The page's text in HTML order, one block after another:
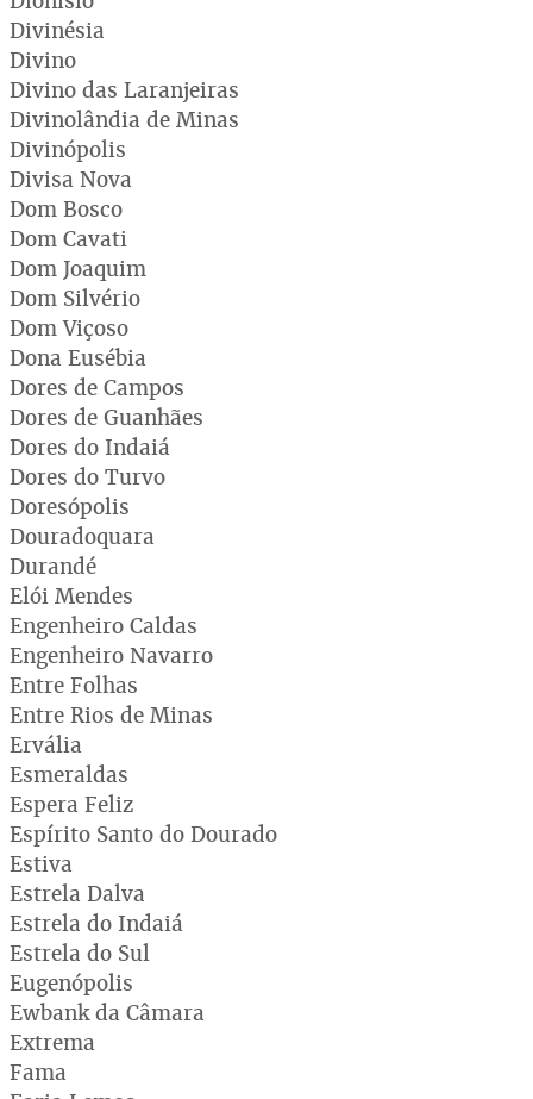
Divinésia
Divino
Divino das Laranjeiras
Divinolândia de Minas
Divinópolis
Divisa Nova
Dom Bosco
Dom Cavati
Dom Joaquim
Dom Silvério
Dom Viçoso
Dona Eusébia
Dores de Campos
Dores de Guanhães
Dores do Indaiá
Dores do Turvo
Doresópolis
Douradoquara
Durandé
Elói Mendes
Engenheiro Caldas
Engenheiro Navarro
Entre Folhas
Entre Rios de Minas
Ervália
Esmeraldas
Espera Feliz
Espírito Santo do Dourado
Estiva
Estrela Dalva
Estrela do Indaiá
Estrela do Sul
Eugenópolis
Ewbank da Câmara
Extrema
Fama